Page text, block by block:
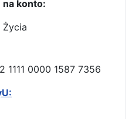
na konto:
Życia
1111 0000 1587 7356